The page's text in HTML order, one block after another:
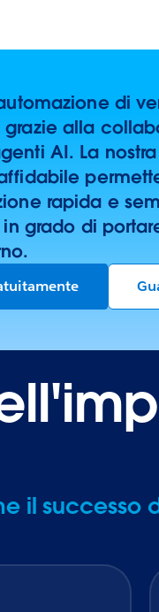
di
alla
AI. La
rapida e
grado di
il successo